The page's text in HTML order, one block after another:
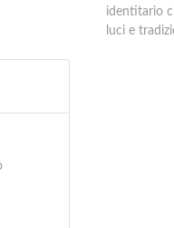
identitario
luci e